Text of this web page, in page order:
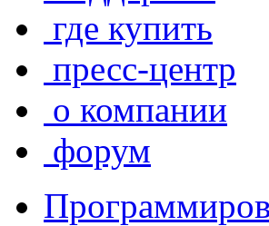
где купить
пресс-центр
о компании
форум